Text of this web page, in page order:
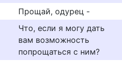
Прощай, одурец -
Что, если я могу дать
вам возможность
попрощаться с ним?